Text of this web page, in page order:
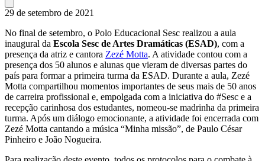
29 de setembro de 2021
No final de setembro, o Polo Educacional Sesc realizou a aula
inaugural da Escola Sesc de Artes Dramáticas (ESAD), com a
presença da atriz e cantora Zezé Motta. A atividade contou com a
presença dos 50 alunos e alunas que vieram de diversas partes do
país para formar a primeira turma da ESAD. Durante a aula, Zezé
Motta compartilhou momentos importantes de seus mais de 50 anos
de carreira profissional e, empolgada com a iniciativa do #Sesc e a
recepção carinhosa dos estudantes, nomeou-se madrinha da primeira
turma. Após um diálogo emocionante, a atividade foi encerrada com
Zezé Motta cantando a música “Minha missão”, de Paulo César
Pinheiro e João Nogueira.